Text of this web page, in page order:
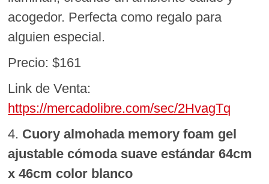
acogedor. Perfecta como regalo para
alguien especial.
Precio: $161
Link de Venta:
https://mercadolibre.com/sec/2HvagTq
4. Cuory almohada memory foam gel
ajustable cómoda suave estándar 64cm
x 46cm color blanco